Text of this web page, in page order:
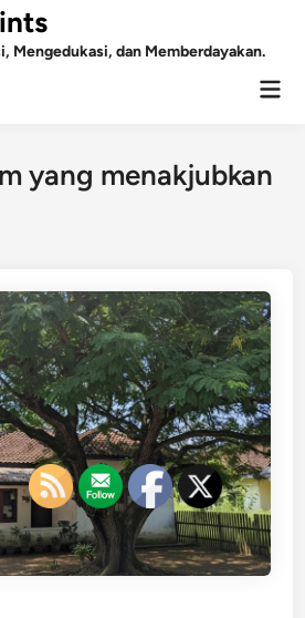
Mengedukasi, dan Memberdayakan.
yang menakjubkan